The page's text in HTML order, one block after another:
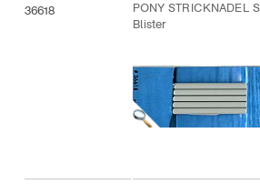
36618
PONY STRICKNADEL
Blister